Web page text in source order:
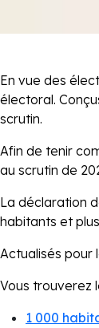
En vue des
électoral.
scrutin.
Afin de tenir
au scrutin de
La déclaration
habitants et
Actualisés pour
Vous trouverez
1 000